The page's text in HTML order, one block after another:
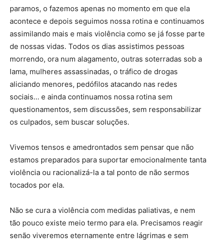
paramos, o fazemos apenas no momento em que ela
acontece e depois seguimos nossa rotina e continuamos
assimilando mais e mais violência como se já fosse parte
de nossas vidas. Todos os dias assistimos pessoas
morrendo, ora num alagamento, outras soterradas sob a
lama, mulheres assassinadas, o tráfico de drogas
aliciando menores, pedófilos atacando nas redes
sociais… e ainda continuamos nossa rotina sem
questionamentos, sem discussões, sem responsabilizar
os culpados, sem buscar soluções.
Vivemos tensos e amedrontados sem pensar que não
estamos preparados para suportar emocionalmente tanta
violência ou racionalizá-la a tal ponto de não sermos
tocados por ela.
Não se cura a violência com medidas paliativas, e nem
tão pouco existe meio termo para ela. Precisamos reagir
senão viveremos eternamente entre lágrimas e sem